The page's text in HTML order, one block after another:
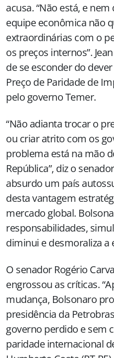
acusa. “Não está, e
equipe econômica não
extraordinárias com o
os preços internos”.
de se esconder do
Preço de Paridade de
pelo governo Temer.
“Não adianta trocar o
ou criar atrito com os
problema está na mão
República”, diz o
absurdo um país
desta vantagem
mercado global.
responsabilidades,
diminui e desmoraliza a
O senador Rogério
engrossou as críticas.
mudança, Bolsonaro
presidência da
governo perdido e sem
paridade internacional